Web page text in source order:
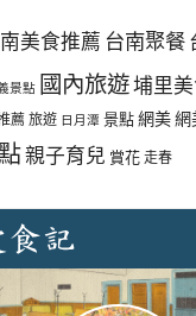
美食推薦 台南聚餐
景點 國內旅遊埔里
薦 旅遊 日月潭 景點 網美網
親子育兒 賞花 走春